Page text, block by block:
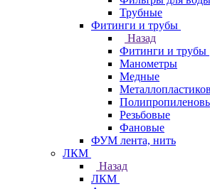
Трубные
Фитинги и трубы
Назад
Фитинги и трубы
Манометры
Медные
Резьбовые
Фановые
ФУМ лента, нить
ЛКМ
Назад
ЛКМ